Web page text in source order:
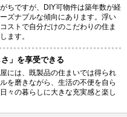
ちですが、DIY可物件は築年数が経
ズナブルな傾向にあります。浮い
ストで自分だけのこだわりの住ま
ます。
」を享受できる
には、既製品の住まいでは得られ
を磨きながら、生活の不便を自ら
々の暮らしに大きな充実感と楽し